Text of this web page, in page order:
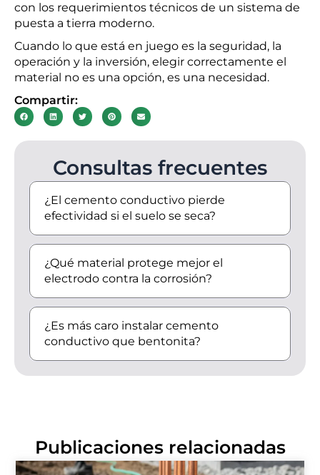
con los requerimientos técnicos de un sistema de
puesta a tierra moderno.
Cuando lo que está en juego es la seguridad, la
operación y la inversión, elegir correctamente el
material no es una opción, es una necesidad.
Compartir:
Consultas frecuentes
¿El cemento conductivo pierde
efectividad si el suelo se seca?
¿Qué material protege mejor el
electrodo contra la corrosión?
¿Es más caro instalar cemento
conductivo que bentonita?
Publicaciones relacionadas